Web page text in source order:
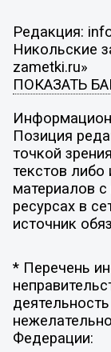
Редакция:
Никольские
zametki.ru»
ПОКАЗАТЬ
Позиция
точкой
текстов
материалов
ресурсах в
источник
* Перечень
Федерации: